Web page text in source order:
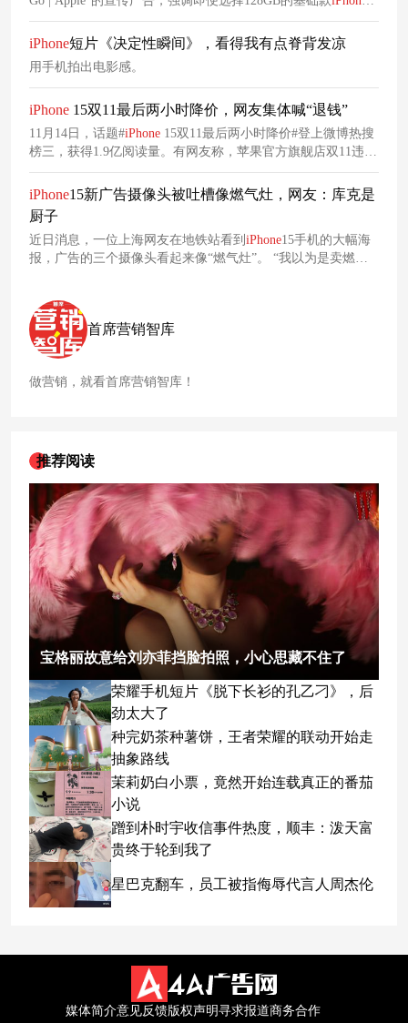
创意十足，让人对Pixel手机刮目相看。
15，也能通过云存储技术，轻松拥有“海量照片存储空间”。 目
前，苹果iPhone15系列手机的起步存储容量仍然是128GB。面
对日益增长的App和媒体内容需求，这样的存储空间显然有些
捉襟见肘。然而，苹果在最新的广告中明确
iPhone短片《决定性瞬间》，看得我有点脊背发凉
用手机拍出电影感。
iPhone 15双11最后两小时降价，网友集体喊“退钱”
11月14日，话题#iPhone 15双11最后两小时降价#登上微博热搜
榜三，获得1.9亿阅读量。有网友称，苹果官方旗舰店双11违背
承诺，iPhone15最后两小时又降价200-300元，感觉自己被苹果
“背刺”。
iPhone15新广告摄像头被吐槽像燃气灶，网友：库克是
厨子
近日消息，一位上海网友在地铁站看到 iPhone15手机的大幅海
报，广告的三个摄像头看起来像“燃气灶”。 “我以为是卖燃气
首席营销智库
做营销，就看首席营销智库！
推荐阅读
宝格丽故意给刘亦菲挡脸拍照，小心思藏不住了
荣耀手机短片《脱下长衫的孔乙刁》，后
劲太大了
种完奶茶种薯饼，王者荣耀的联动开始走
抽象路线
茉莉奶白小票，竟然开始连载真正的番茄
小说
蹭到朴时宇收信事件热度，顺丰：泼天富
贵终于轮到我了
星巴克翻车，员工被指侮辱代言人周杰伦
媒体简介意见反馈版权声明寻求报道商务合作